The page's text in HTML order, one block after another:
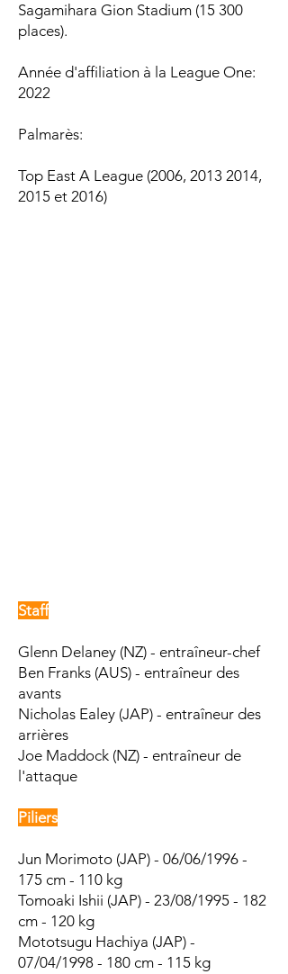
Sagamihara Gion Stadium (15 300
places).
Année d'affiliation à la League One:
2022
Palmarès:​
Top East A League (2006, 2013 2014,
2015 et 2016)
Staff
Glenn Delaney (NZ) - entraîneur-chef
Ben Franks (AUS) - entraîneur des
avants
Nicholas Ealey (JAP) - entraîneur des
arrières
Joe Maddock (NZ) - entraîneur de
l'attaque
Piliers
Jun Morimoto (JAP) - 06/06/1996 -
175 cm - 110 kg
Tomoaki Ishii (JAP) - 23/08/1995 - 182
cm - 120 kg
Mototsugu Hachiya (JAP) -
07/04/1998 - 180 cm - 115 kg